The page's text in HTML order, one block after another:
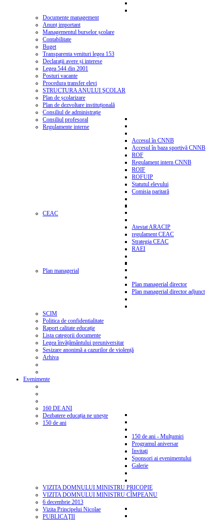
Documente management
Anunț important
Managementul burselor școlare
Contabilitate
Buget
Transparenta venituri legea 153
Declarații avere și interese
Legea 544 din 2001
Posturi vacante
Procedura transfer elevi
STRUCTURA ANULUI ŞCOLAR
Plan de școlarizare
Plan de dezvoltare instituțională
Consiliul de administrație
Consiliul profesoral
Regulamente interne
Accesul în CNNB
Accesul în baza sportivă CNNB
ROF
Regulament intern CNNB
ROIF
ROFUIP
Statutul elevului
Comisia paritară
CEAC
Atestat ARACIP
regulament CEAC
Strategia CEAC
RAEI
Plan managerial
Plan managerial director
Plan managerial director adjunct
SCIM
Politica de confidentialitate
Raport calitate educație
Lista categorii documente
Legea învățământului preuniversitar
Sesizare anonimă a cazurilor de violență
Arhiva
Evenimente
160 DE ANI
Dezbatere educația ne unește
150 de ani
150 de ani - Mulțumiri
Programul aniversar
Invitaţi
Sponsori ai evenimentului
Galerie
VIZITA DOMNULUI MINISTRU PRICOPIE
VIZITA DOMNULUI MINISTRU CÎMPEANU
6 decembrie 2013
Vizita Principelui Nicolae
PUBLICAŢII